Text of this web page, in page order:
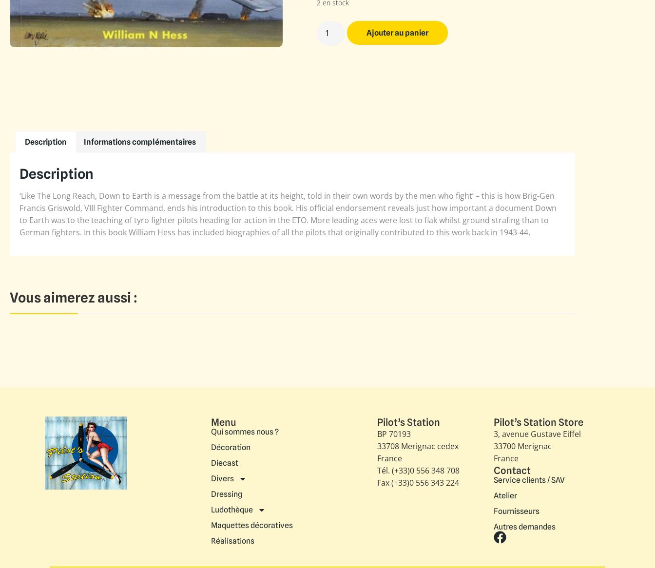
2 en stock
Ajouter au panier
Description Informations complémentaires
Description
‘Like The Long Reach, Down to Earth is a message from the battle at its height, told in their own words by the men who fight’ – this is how Brig-Gen
Francis Griswold, VIII Fighter Command, ends his introduction to this book. His official endorsement reveals just how important a document Down
to Earth was to the teaching of tyro fighter pilots heading for action in the ETO. More leading aces were lost to flak whilst ground strafing than to
German fighters. In this book William Hess has included biographies of all the pilots that originally contributed to this work back in 1943-44.
Vous aimerez aussi :
Menu
Qui sommes nous ?
Décoration
Diecast
Divers
Dressing
Ludothèque
Maquettes décoratives
Réalisations
Pilot’s Station
BP 70193
33708 Merignac cedex
France
Tél. (+33)0 556 348 708
Fax (+33)0 556 343 224
Pilot’s Station Store
3, avenue Gustave Eiffel​
33700 Merignac
France
Contact
Service clients / SAV
Atelier
Fournisseurs
Autres demandes